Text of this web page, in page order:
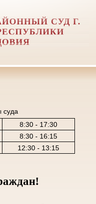
СУД Г.
суда
8:30 - 17:30
8:30 - 16:15
12:30 - 13:15